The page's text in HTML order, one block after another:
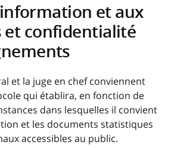
et aux
et confidentialité
et la juge en chef conviennent
qui établira, en fonction de
dans lesquelles il convient
et les documents statistiques
accessibles au public.